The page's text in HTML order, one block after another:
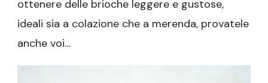
ottenere delle brioche leggere e gustose,
ideali sia a colazione che a merenda, provatele
anche voi…